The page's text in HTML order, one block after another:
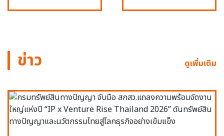
ข่าว ดูเพิ่มเติม